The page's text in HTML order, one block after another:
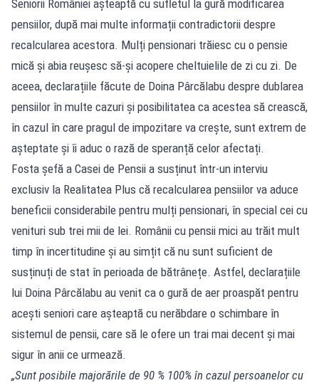
Seniorii României așteaptă cu sufletul la gură modificarea
pensiilor, după mai multe informații contradictorii despre
recalcularea acestora. Mulți pensionari trăiesc cu o pensie
mică și abia reușesc să-și acopere cheltuielile de zi cu zi. De
aceea, declarațiile făcute de Doina Pârcălabu despre dublarea
pensiilor în multe cazuri și posibilitatea ca acestea să crească,
în cazul în care pragul de impozitare va crește, sunt extrem de
așteptate și îi aduc o rază de speranță celor afectați.
Fosta șefă a Casei de Pensii a susținut într-un interviu
exclusiv la Realitatea Plus că recalcularea pensiilor va aduce
beneficii considerabile pentru mulți pensionari, în special cei cu
venituri sub trei mii de lei. Românii cu pensii mici au trăit mult
timp în incertitudine și au simțit că nu sunt suficient de
susținuți de stat în perioada de bătrânețe. Astfel, declarațiile
lui Doina Pârcălabu au venit ca o gură de aer proaspăt pentru
acești seniori care așteaptă cu nerăbdare o schimbare în
sistemul de pensii, care să le ofere un trai mai decent și mai
sigur în anii ce urmează.
„Sunt posibile majorările de 90 % 100% în cazul persoanelor cu